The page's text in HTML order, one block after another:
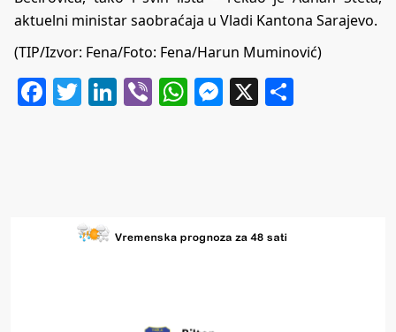
aktuelni ministar saobraćaja u Vladi Kantona Sarajevo.
(TIP/Izvor: Fena/Foto: Fena/Harun Muminović)
Facebook
Twitter
LinkedIn
ViberWhatsApp
Messenger
X